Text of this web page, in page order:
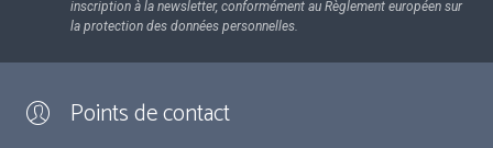
inscription à la newsletter, conformément au Règlement européen sur
la protection des données personnelles.
Points de contact